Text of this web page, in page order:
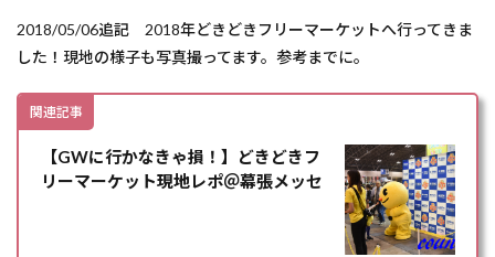
2018/05/06追記 2018年どきどきフリーマーケットへ行ってきま
した！現地の様子も写真撮ってます。参考までに。
関連記事
【GWに行かなきゃ損！】どきどきフ
リーマーケット現地レポ＠幕張メッセ